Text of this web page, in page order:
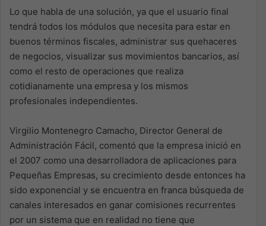
Lo que habla de una solución, ya que el usuario final
tendrá todos los módulos que necesita para estar en
buenos términos fiscales, administrar sus quehaceres
de negocios, visualizar sus movimientos bancarios, así
como el resto de operaciones que realiza
cotidianamente una empresa y los mismos
profesionales independientes.
Virgilio Montenegro Camacho, Director General de
Administración Fácil, comentó que la empresa inició en
el 2007 como una desarrolladora de aplicaciones para
Pequeñas Empresas, su crecimiento desde entonces ha
sido exponencial y se encuentra en franca búsqueda de
canales interesados en ganar comisiones recurrentes
por un sistema que en realidad no tiene que